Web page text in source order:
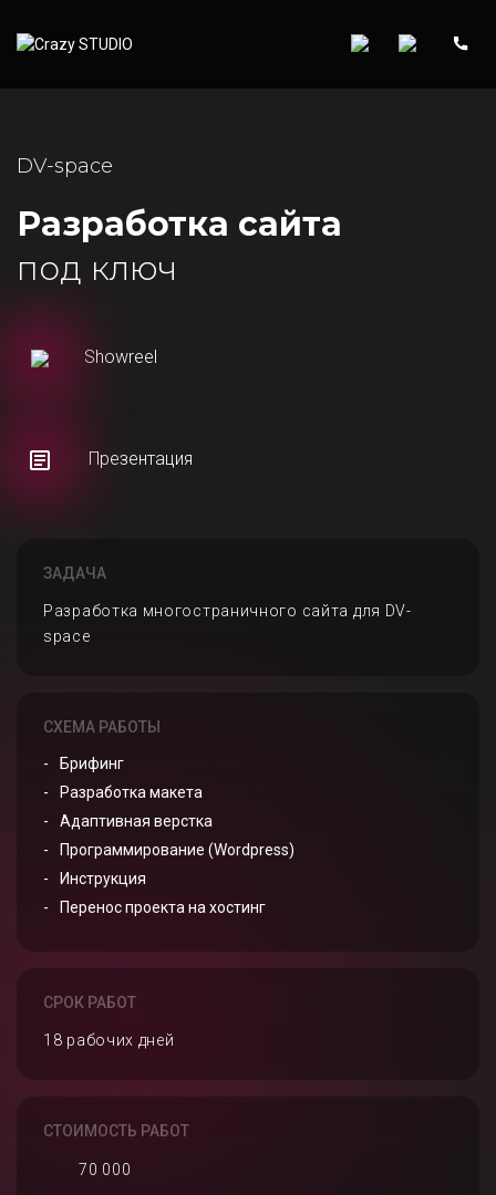
DV-space
Разработка сайта
под ключ
Showreel
Презентация
ЗАДАЧА
Разработка многостраничного сайта для DV-
space
СХЕМА РАБОТЫ
Брифинг
Разработка макета
Адаптивная верстка
Программирование (Wordpress)
Инструкция
Перенос проекта на хостинг
СРОК РАБОТ
18 рабочих дней
СТОИМОСТЬ РАБОТ
70 000